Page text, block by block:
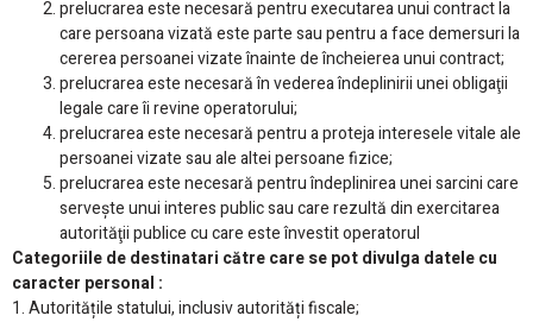
prelucrarea este necesară pentru executarea unui contract la
care persoana vizată este parte sau pentru a face demersuri la
cererea persoanei vizate înainte de încheierea unui contract;
prelucrarea este necesară în vederea îndeplinirii unei obligaţii
legale care îi revine operatorului;
prelucrarea este necesară pentru a proteja interesele vitale ale
persoanei vizate sau ale altei persoane fizice;
prelucrarea este necesară pentru îndeplinirea unei sarcini care
serveşte unui interes public sau care rezultă din exercitarea
autorităţii publice cu care este învestit operatorul
Categoriile de destinatari către care se pot divulga datele cu
caracter personal :
1. Autoritățile statului, inclusiv autorități fiscale;